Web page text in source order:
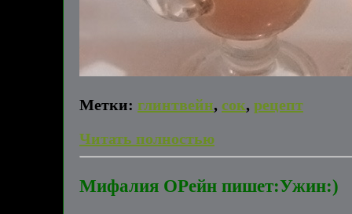
Метки: глинтвейн, сок, рецепт
Читать полностью
Мифалия ОРейн пишет:Ужин:)